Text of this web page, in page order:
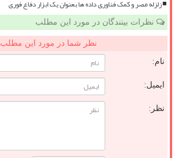
زلزله مصر و کمک فناوری داده ها بعنوان یک ابزار دفاع فوری
نظرات بینندگان در مورد این مطلب
نظر شما در مورد این مطلب
نام:
ایمیل:
نظر: